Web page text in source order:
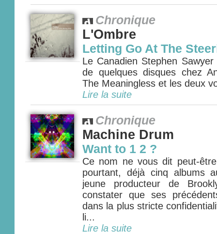
Chronique
L'Ombre
Letting Go At The
Le Canadien Stephen
de quelques disques chez
The Meaningless et les deux
Lire la suite
Chronique
Machine Drum
Want to 1 2 ?
Ce nom ne vous dit peut-
pourtant, déjà cinq albums
jeune producteur de
constater que ses
dans la plus stricte
li...
Lire la suite